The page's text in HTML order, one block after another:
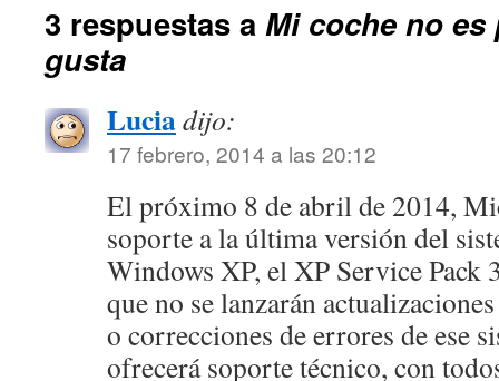
3 respuestas a Mi coche no es
gusta
Luciadijo:
17 febrero, 2014 a las 20:12
El próximo 8 de abril de 2014,
soporte a la última versión del
Windows XP, el XP Service Pack
que no se lanzarán
o correcciones de errores de ese
ofrecerá soporte técnico, con